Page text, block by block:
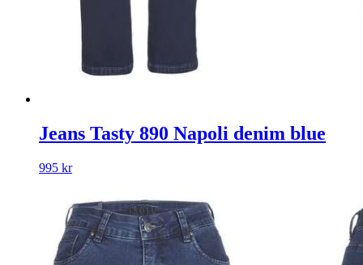
Jeans Tasty 890 Napoli denim blue
995 kr